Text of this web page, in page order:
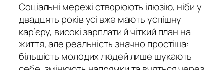
Соціальні мережі створюють ілюзію, ніби у
двадцять років усі вже мають успішну
кар’єру, високі зарплати й чіткий план на
життя, але реальність значно простіша:
більшість молодих людей лише шукають